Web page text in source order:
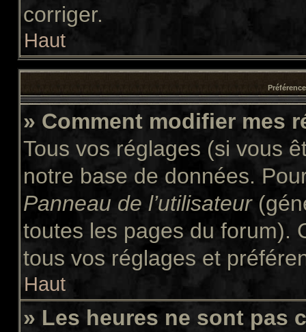
corriger.
Haut
» Comment modifier mes
Tous vos réglages (si vous
notre base de données.
Panneau de l’utilisateur
toutes les pages du forum).
tous vos réglages et
Haut
» Les heures ne sont pas